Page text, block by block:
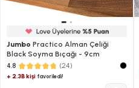
Jumbo Practico Alman Çeliği
Black Soyma Bıçağı - 9cm
4.8 (24)
+ 2.3B kişi favoriledi!